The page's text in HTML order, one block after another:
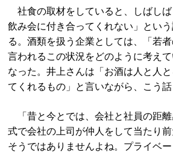
社食の取材をしていると、しばし
飲み会に付き合ってくれない」とい
る。酒類を扱う企業としては、「若
言われるこの状況をどのように考え
なった。井上さんは「お酒は人と人
てくれるもの」と言いながら、こう話
「昔と今とでは、会社と社員の距
式で会社の上司が仲人をして当たり
そうではありませんよね。プライベ